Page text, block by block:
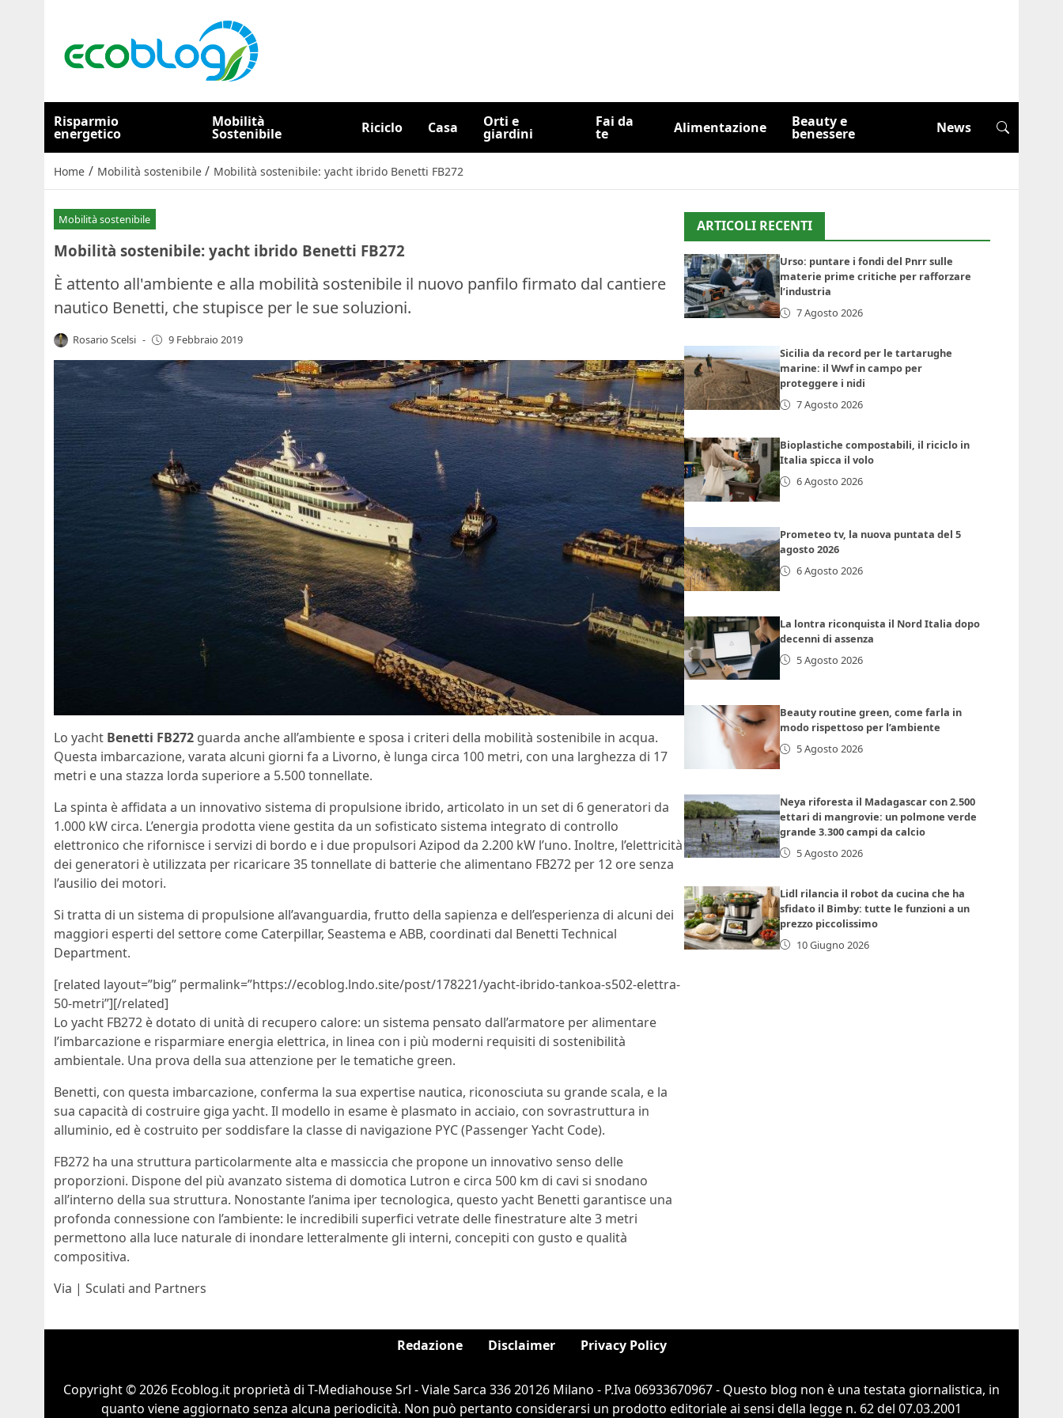
Risparmio
energetico
Mobilità
Sostenibile Riciclo Casa Orti e
giardini
Fai da
te Alimentazione Beauty e
benessere News
Home / Mobilità sostenibile / Mobilità sostenibile: yacht ibrido Benetti FB272
Mobilità sostenibile
Mobilità sostenibile: yacht ibrido Benetti FB272
È attento all'ambiente e alla mobilità sostenibile il nuovo panfilo firmato dal cantiere
nautico Benetti, che stupisce per le sue soluzioni.
Rosario Scelsi - 9 Febbraio 2019
Lo yacht Benetti FB272 guarda anche all’ambiente e sposa i criteri della mobilità sostenibile in acqua.
Questa imbarcazione, varata alcuni giorni fa a Livorno, è lunga circa 100 metri, con una larghezza di 17
metri e una stazza lorda superiore a 5.500 tonnellate.
La spinta è affidata a un innovativo sistema di propulsione ibrido, articolato in un set di 6 generatori da
1.000 kW circa. L’energia prodotta viene gestita da un sofisticato sistema integrato di controllo
elettronico che rifornisce i servizi di bordo e i due propulsori Azipod da 2.200 kW l’uno. Inoltre, l’elettricità
dei generatori è utilizzata per ricaricare 35 tonnellate di batterie che alimentano FB272 per 12 ore senza
l’ausilio dei motori.
Si tratta di un sistema di propulsione all’avanguardia, frutto della sapienza e dell’esperienza di alcuni dei
maggiori esperti del settore come Caterpillar, Seastema e ABB, coordinati dal Benetti Technical
Department.
[related layout=”big” permalink=”https://ecoblog.lndo.site/post/178221/yacht-ibrido-tankoa-s502-elettra-
50-metri”][/related]
Lo yacht FB272 è dotato di unità di recupero calore: un sistema pensato dall’armatore per alimentare
l’imbarcazione e risparmiare energia elettrica, in linea con i più moderni requisiti di sostenibilità
ambientale. Una prova della sua attenzione per le tematiche green.
Benetti, con questa imbarcazione, conferma la sua expertise nautica, riconosciuta su grande scala, e la
sua capacità di costruire giga yacht. Il modello in esame è plasmato in acciaio, con sovrastruttura in
alluminio, ed è costruito per soddisfare la classe di navigazione PYC (Passenger Yacht Code).
FB272 ha una struttura particolarmente alta e massiccia che propone un innovativo senso delle
proporzioni. Dispone del più avanzato sistema di domotica Lutron e circa 500 km di cavi si snodano
all’interno della sua struttura. Nonostante l’anima iper tecnologica, questo yacht Benetti garantisce una
profonda connessione con l’ambiente: le incredibili superfici vetrate delle finestrature alte 3 metri
permettono alla luce naturale di inondare letteralmente gli interni, concepiti con gusto e qualità
compositiva.
Via | Sculati and Partners
ARTICOLI RECENTI
Urso: puntare i fondi del Pnrr sulle
materie prime critiche per rafforzare
l’industria
7 Agosto 2026
Sicilia da record per le tartarughe
marine: il Wwf in campo per
proteggere i nidi
7 Agosto 2026
Bioplastiche compostabili, il riciclo in
Italia spicca il volo
6 Agosto 2026
Prometeo tv, la nuova puntata del 5
agosto 2026
6 Agosto 2026
La lontra riconquista il Nord Italia dopo
decenni di assenza
5 Agosto 2026
Beauty routine green, come farla in
modo rispettoso per l’ambiente
5 Agosto 2026
Neya riforesta il Madagascar con 2.500
ettari di mangrovie: un polmone verde
grande 3.300 campi da calcio
5 Agosto 2026
Lidl rilancia il robot da cucina che ha
sfidato il Bimby: tutte le funzioni a un
prezzo piccolissimo
10 Giugno 2026
Redazione Disclaimer Privacy Policy
Copyright © 2026 Ecoblog.it proprietà di T-Mediahouse Srl - Viale Sarca 336 20126 Milano - P.Iva 06933670967 - Questo blog non è una testata giornalistica, in
quanto viene aggiornato senza alcuna periodicità. Non può pertanto considerarsi un prodotto editoriale ai sensi della legge n. 62 del 07.03.2001